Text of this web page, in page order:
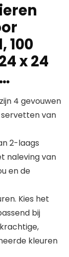
100
x 24
4 gevouwen
van
2-laags
naleving van
en de
Kies het
bij
kleuren